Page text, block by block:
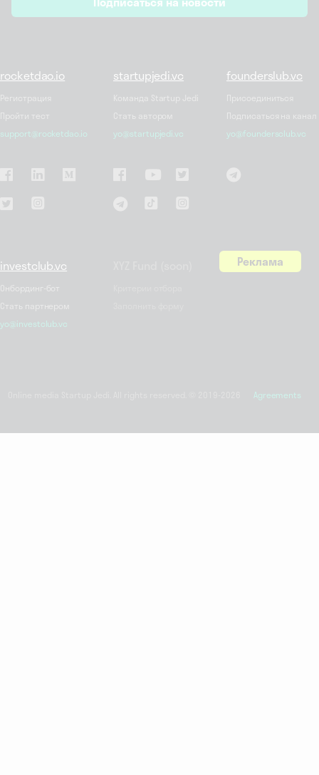
*
rocketdao.io
Регистрация
Пройти тест
support@rocketdao.io
startupjedi.vc
Команда Startup Jedi
Стать автором
yo@startupjedi.vc
founderslub.vc
Присоединиться
Подписаться на канал
yo@foundersclub.vc
investclub.vc
Онбординг-бот
Стать партнером
yo@investclub.vc
Реклама
Agreements